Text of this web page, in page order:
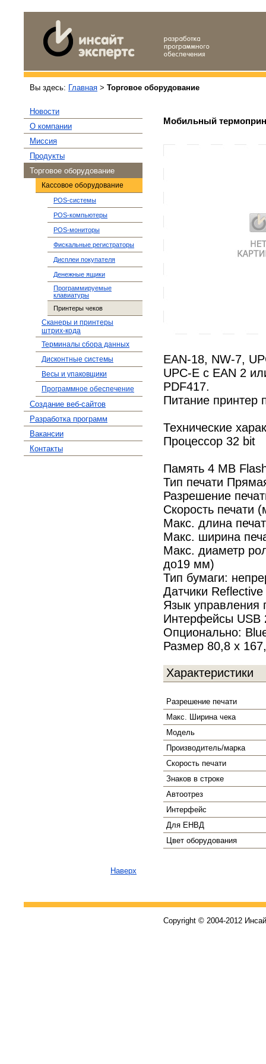
Вы здесь: Главная > Торговое оборудование
Новости
О компании
Миссия
Продукты
Торговое оборудование
Кассовое оборудование
POS-системы
POS-компьютеры
POS-мониторы
Фискальные регистраторы
Дисплеи покупателя
Денежные ящики
Программируемые
клавиатуры
Принтеры чеков
Сканеры и принтеры
штрих-кода
Терминалы сбора данных
Дисконтные системы
Весы и упаковщики
Программное обеспечение
Создание веб-сайтов
Разработка программ
Вакансии
Контакты
Мобильный
EAN-18, NW-7,
UPC-E с EAN 2
PDF417.
Питание принтер
Технические
Процессор 32 bit
Память 4 MB
Тип печати
Разрешение
Скорость печати
Макс. длина
Макс. ширина
Макс. диаметр
до19 мм)
Тип бумаги:
Датчики
Язык управления
Интерфейсы USB
Опционально:
Размер 80,8 x
Характеристики
Разрешение печати
Макс. Ширина чека
Модель
Производитель/марка
Скорость печати
Знаков в строке
Автоотрез
Интерфейс
Для ЕНВД
Цвет оборудования
Наверх
Copyright © 2004-2012